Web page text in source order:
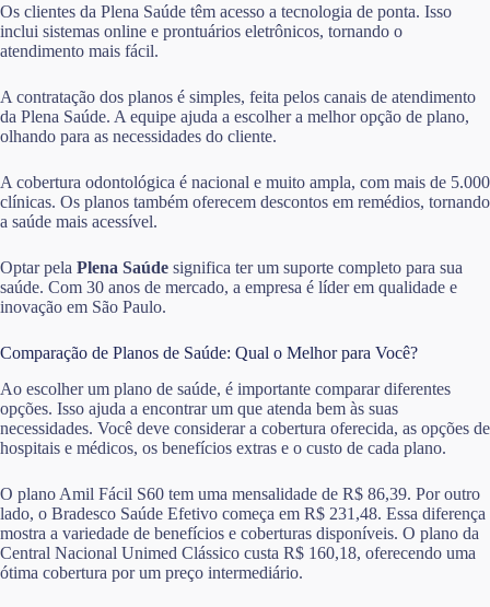
Os clientes da Plena Saúde têm acesso a tecnologia de ponta. Isso
inclui sistemas online e prontuários eletrônicos, tornando o
atendimento mais fácil.
A contratação dos planos é simples, feita pelos canais de atendimento
da Plena Saúde. A equipe ajuda a escolher a melhor opção de plano,
olhando para as necessidades do cliente.
A cobertura odontológica é nacional e muito ampla, com mais de 5.000
clínicas. Os planos também oferecem descontos em remédios, tornando
a saúde mais acessível.
Optar pela Plena Saúde significa ter um suporte completo para sua
saúde. Com 30 anos de mercado, a empresa é líder em qualidade e
inovação em São Paulo.
Comparação de Planos de Saúde: Qual o Melhor para Você?
Ao escolher um plano de saúde, é importante comparar diferentes
opções. Isso ajuda a encontrar um que atenda bem às suas
necessidades. Você deve considerar a cobertura oferecida, as opções de
hospitais e médicos, os benefícios extras e o custo de cada plano.
O plano Amil Fácil S60 tem uma mensalidade de R$ 86,39. Por outro
lado, o Bradesco Saúde Efetivo começa em R$ 231,48. Essa diferença
mostra a variedade de benefícios e coberturas disponíveis. O plano da
Central Nacional Unimed Clássico custa R$ 160,18, oferecendo uma
ótima cobertura por um preço intermediário.